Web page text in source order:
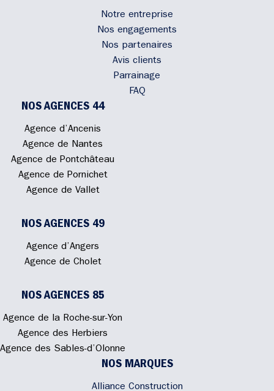
Notre entreprise
Nos engagements
Nos partenaires
Avis clients
Parrainage
FAQ
NOS AGENCES 44
Agence d’Ancenis
Agence de Nantes
Agence de Pontchâteau
Agence de Pornichet
Agence de Vallet
NOS AGENCES 49
Agence d’Angers
Agence de Cholet
NOS AGENCES 85
Agence de la Roche-sur-Yon
Agence des Herbiers
Agence des Sables-d’Olonne
NOS MARQUES
Alliance Construction